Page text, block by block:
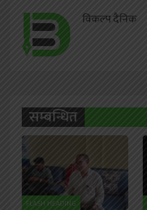
विकल्प दैनिक
सम्बन्धित
FLASH HEADING